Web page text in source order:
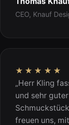
CEO, Knauf
★★★★★
„Herr Kling
und sehr
freuen uns,